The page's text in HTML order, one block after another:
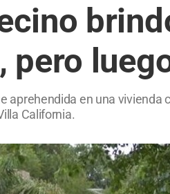
pero
aprehendida en una
California.